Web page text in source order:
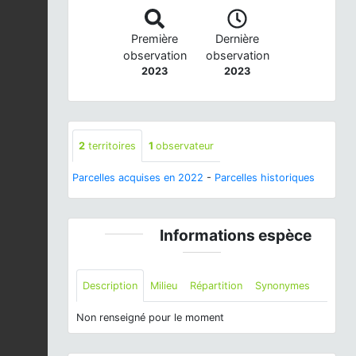
Première
observation
2023
Dernière
observation
2023
2 territoires 1 observateur
Parcelles acquises en 2022 - Parcelles historiques
Informations espèce
Description Milieu Répartition Synonymes
Non renseigné pour le moment